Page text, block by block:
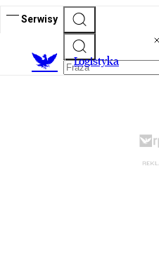
Serwisy
Logistyka